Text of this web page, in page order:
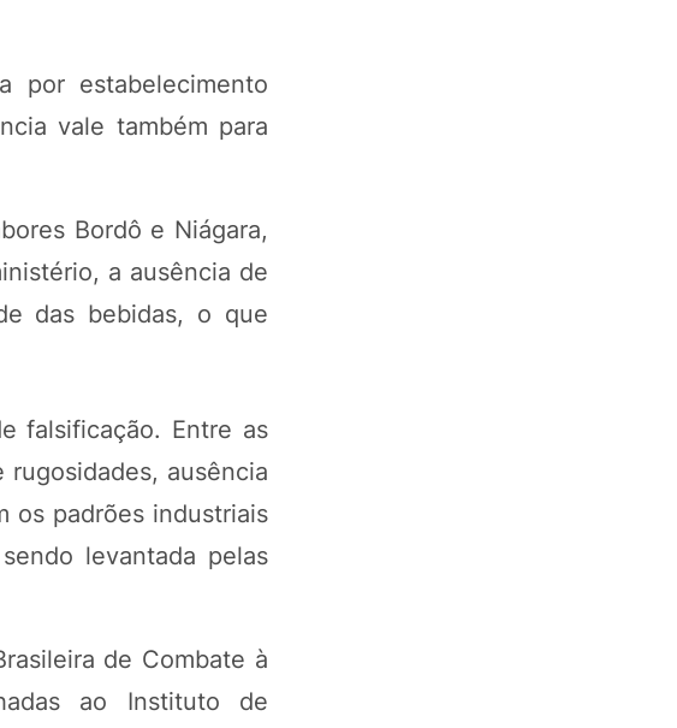
por estabelecimento
vale também para
Bordô e Niágara,
a ausência de
das bebidas, o que
falsificação. Entre as
ausência
os padrões industriais
levantada pelas
de Combate à
ao Instituto de